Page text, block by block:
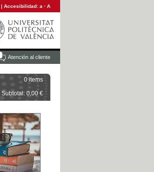
| Accesibilidad: a · A
Atención al cliente
0 items
Subtotal: 0,00 €